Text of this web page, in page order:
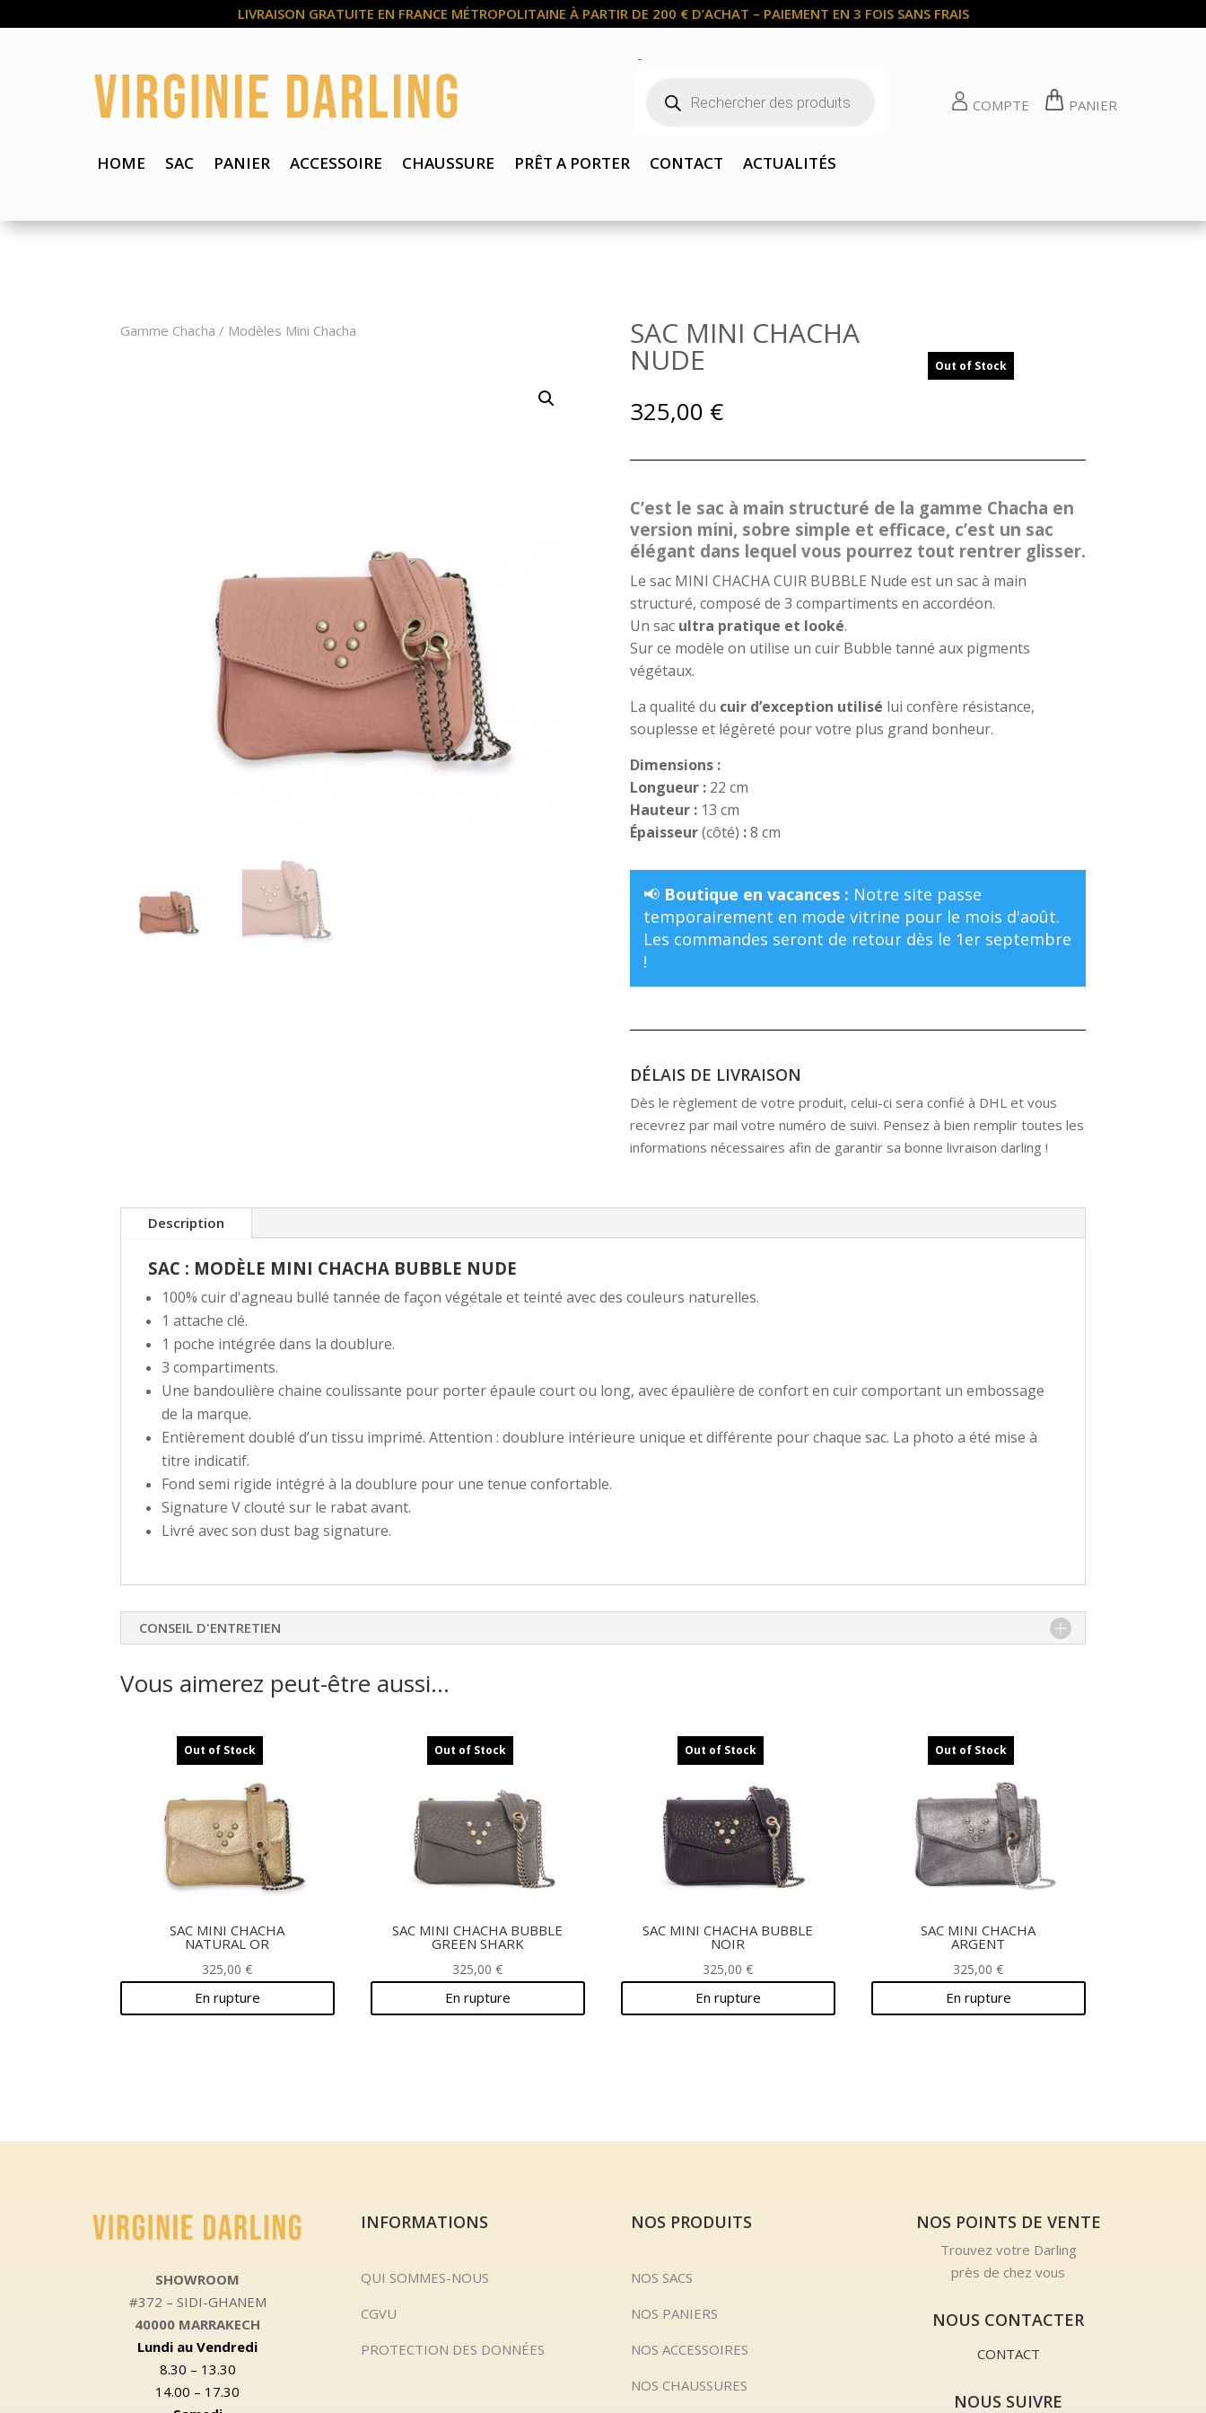
LIVRAISON GRATUITE EN FRANCE MÉTROPOLITAINE À PARTIR DE 200 € D’ACHAT – PAIEMENT EN 3 FOIS SANS FRAIS
-
produits COMPTE PANIER
HOME SAC PANIER ACCESSOIRE CHAUSSURE PRÊT A PORTER CONTACT ACTUALITÉS
Gamme Chacha / Modèles Mini Chacha SAC MINI CHACHA
NUDE
325,00 €
Out of Stock
C’est le sac à main structuré de la gamme Chacha en
version mini, sobre simple et efficace, c’est un sac
élégant dans lequel vous pourrez tout rentrer glisser.
Le sac MINI CHACHA CUIR BUBBLE Nude est un sac à main
structuré, composé de 3 compartiments en accordéon.
Un sac ultra pratique et looké.
Sur ce modèle on utilise un cuir Bubble tanné aux pigments
végétaux.
La qualité du cuir d’exception utilisé lui confère résistance,
souplesse et légèreté pour votre plus grand bonheur.
Dimensions :
Longueur :22 cm
Hauteur :13 cm
Épaisseur(côté) :8 cm
📢 Boutique en vacances : Notre site passe
temporairement en mode vitrine pour le mois d'août.
Les commandes seront de retour dès le 1er septembre
!
DÉLAIS DE LIVRAISON
Dès le règlement de votre produit, celui-ci sera confié à DHL et vous
recevrez par mail votre numéro de suivi. Pensez à bien remplir toutes les
informations nécessaires afin de garantir sa bonne livraison darling !
Description
SAC : MODÈLE MINI CHACHA BUBBLE NUDE
100% cuir d'agneau bullé tannée de façon végétale et teinté avec des couleurs naturelles.
1 attache clé.
1 poche intégrée dans la doublure.
3 compartiments.
Une bandoulière chaine coulissante pour porter épaule court ou long, avec épaulière de confort en cuir comportant un embossage
de la marque.
Entièrement doublé d’un tissu imprimé. Attention : doublure intérieure unique et différente pour chaque sac. La photo a été mise à
titre indicatif.
Fond semi rigide intégré à la doublure pour une tenue confortable.
Signature V clouté sur le rabat avant.
Livré avec son dust bag signature.
CONSEIL D'ENTRETIEN
Vous aimerez peut-être aussi…
Out of Stock
SAC MINI CHACHA
NATURAL OR
325,00€
En rupture
Out of Stock
SAC MINI CHACHA BUBBLE
GREEN SHARK
325,00€
En rupture
Out of Stock
SAC MINI CHACHA BUBBLE
NOIR
325,00€
En rupture
Out of Stock
SAC MINI CHACHA
ARGENT
325,00€
En rupture
SHOWROOM
#372 – SIDI-GHANEM
40000 MARRAKECH
Lundi au Vendredi
8.30 – 13.30
14.00 – 17.30
INFORMATIONS
QUI SOMMES-NOUS
CGVU
PROTECTION DES DONNÉES
NOS PRODUITS
NOS SACS
NOS PANIERS
NOS ACCESSOIRES
NOS CHAUSSURES
NOS POINTS DE VENTE
Trouvez votre Darling
près de chez vous
NOUS CONTACTER
CONTACT
NOUS SUIVRE